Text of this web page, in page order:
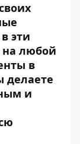
эти
на любой
в
делаете
и